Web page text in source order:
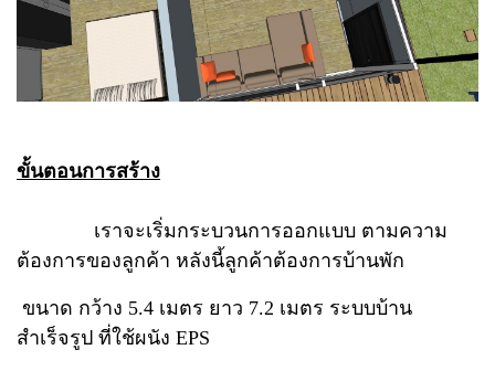
ขั้นตอนการสร้าง
เราจะเริ่มกระบวนการออกแบบ ตามความ
ต้องการของลูกค้า หลังนี้ลูกค้าต้องการบ้านพัก
ขนาด กว้าง 5.4 เมตร ยาว 7.2 เมตร ระบบบ้าน
สำเร็จรูป ที่ใช้ผนัง EPS